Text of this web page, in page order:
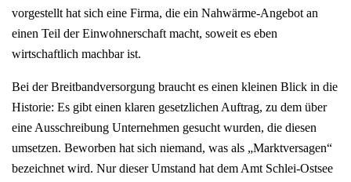
vorgestellt hat sich eine Firma, die ein Nahwärme-Angebot an
einen Teil der Einwohnerschaft macht, soweit es eben
wirtschaftlich machbar ist.
Bei der Breitbandversorgung braucht es einen kleinen Blick in die
Historie: Es gibt einen klaren gesetzlichen Auftrag, zu dem über
eine Ausschreibung Unternehmen gesucht wurden, die diesen
umsetzen. Beworben hat sich niemand, was als „Marktversagen“
bezeichnet wird. Nur dieser Umstand hat dem Amt Schlei-Ostsee